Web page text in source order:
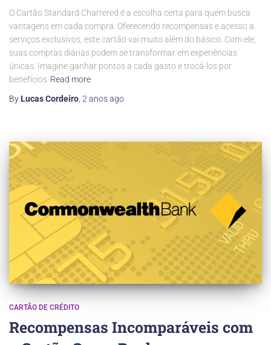
O Cartão Standard Chartered é a escolha certa para quem busca
vantagens em cada compra. Oferecendo recompensas e acesso a
serviços exclusivos, este cartão vai muito além do básico. Com ele,
suas compras diárias podem se transformar em experiências
únicas. Imagine ganhar pontos a cada gasto e trocá-los por
benefícios Read more
By Lucas Cordeiro 2 anosago
CARTÃO DE CRÉDITO
Recompensas Incomparáveis com